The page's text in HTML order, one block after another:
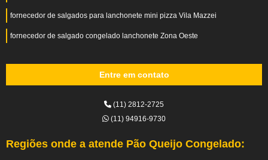
fornecedor de salgados para lanchonete mini pizza Vila Mazzei
fornecedor de salgado congelado lanchonete Zona Oeste
Entre em contato
(11) 2812-2725
(11) 94916-9730
Regiões onde a atende Pão Queijo Congelado: